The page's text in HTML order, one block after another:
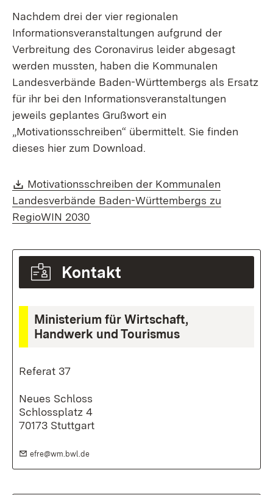
Nachdem drei der vier regionalen
Informationsveranstaltungen aufgrund der
Verbreitung des Coronavirus leider abgesagt
werden mussten, haben die Kommunalen
Landesverbände Baden-Württembergs als Ersatz
für ihr bei den Informationsveranstaltungen
jeweils geplantes Grußwort ein
„Motivationsschreiben“ übermittelt. Sie finden
dieses hier zum Download.
Download:
Motivationsschreiben der Kommunalen
Landesverbände Baden-Württembergs zu
RegioWIN 2030
Kontakt
Ministerium für Wirtschaft,
Handwerk und Tourismus
Referat 37
Neues Schloss
Schlossplatz 4
70173 Stuttgart
E-Mail:
efre@wm.bwl.de